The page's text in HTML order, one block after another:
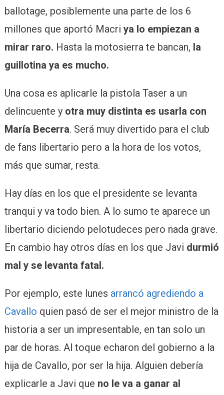
ballotage, posiblemente una parte de los 6
millones que aportó Macri ya lo empiezan a
mirar raro. Hasta la motosierra te bancan, la
guillotina ya es mucho.
Una cosa es aplicarle la pistola Taser a un
delincuente yotra muy distinta es usarla con
María Becerra. Será muy divertido para el club
de fans libertario pero a la hora de los votos,
más que sumar, resta.
Hay días en los que el presidente se levanta
tranqui y va todo bien. A lo sumo te aparece un
libertario diciendo pelotudeces pero nada grave.
En cambio hay otros días en los que Javi durmió
mal y se levanta fatal.
Por ejemplo, este lunes arrancó agrediendo a
Cavallo quien pasó de ser el mejor ministro de la
historia a ser un impresentable, en tan solo un
par de horas. Al toque echaron del gobierno a la
hija de Cavallo, por ser la hija. Alguien debería
explicarle a Javi que no le va a ganar al